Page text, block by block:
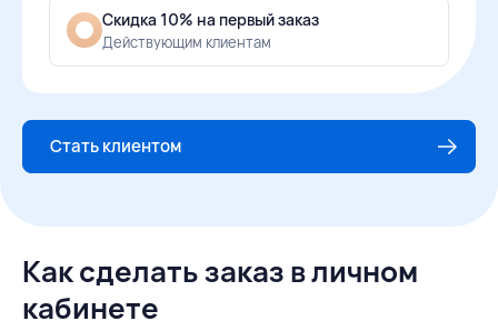
Скидка 10% на первый заказ
Действующим клиентам
Стать клиентом
Как сделать заказ в личном
кабинете